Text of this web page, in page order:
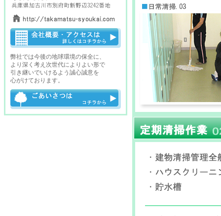
弊社では今後の地球環境の保全に、
より深く考え次世代によりよい形で
引き継いでいけるよう誠心誠意を
心がけております。